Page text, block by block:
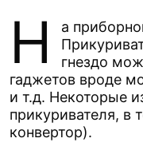
Н
а
гнездо
гаджетов вроде
и т.д. Некоторые
прикуривателя, в
конвертор).